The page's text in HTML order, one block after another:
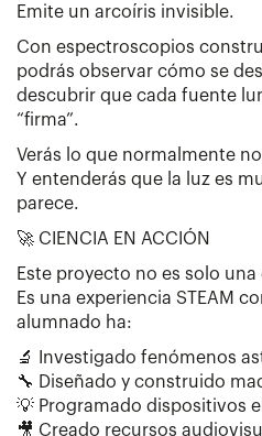
Emite un arcoíris invisible.
Con espectroscopios
podrás observar cómo se
descubrir que cada fuente
“firma”.
Verás lo que normalmente
Y entenderás que la luz es
parece.
🚀 CIENCIA EN ACCIÓN
Este proyecto no es solo una
Es una experiencia STEAM
alumnado ha:
🔬 Investigado fenómenos
🔧 Diseñado y construido
💡 Programado dispositivos
🎥 Creado recursos